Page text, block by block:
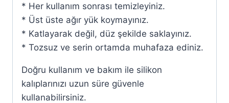
* Her kullanım sonrası temizleyiniz.
* Üst üste ağır yük koymayınız.
* Katlayarak değil, düz şekilde saklayınız.
* Tozsuz ve serin ortamda muhafaza ediniz.
Doğru kullanım ve bakım ile silikon
kalıplarınızı uzun süre güvenle
kullanabilirsiniz.